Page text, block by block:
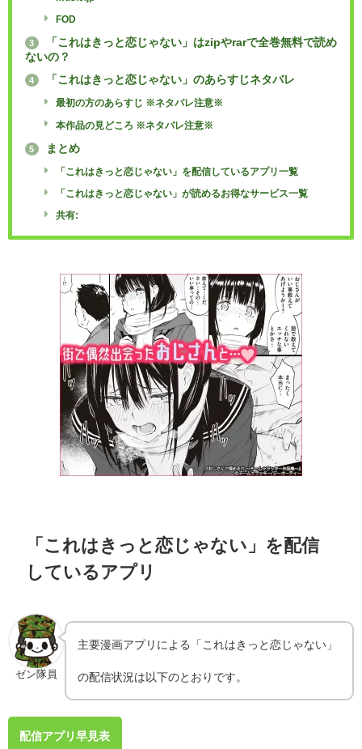
FOD
3
「これはきっと恋じゃない」はzipやrarで全巻無料で読め
ないの？
4 「これはきっと恋じゃない」のあらすじネタバレ
最初の方のあらすじ ※ネタバレ注意※
本作品の見どころ ※ネタバレ注意※
5 まとめ
「これはきっと恋じゃない」を配信しているアプリ一覧
「これはきっと恋じゃない」が読めるお得なサービス一覧
共有:
「これはきっと恋じゃない」を配信
しているアプリ
ゼン隊員
主要漫画アプリによる「これはきっと恋じゃない」
の配信状況は以下のとおりです。
配信アプリ早見表